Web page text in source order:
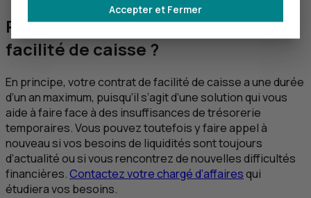
Peut-on renouveler son contrat de
facilité de caisse ?
En principe, votre contrat de facilité de caisse a une durée
d’un an maximum, puisqu’il s’agit d’une solution qui vous
aide à faire face à des insuffisances de trésorerie
temporaires. Vous pouvez toutefois y faire appel à
nouveau si vos besoins de liquidités sont toujours
d’actualité ou si vous rencontrez de nouvelles difficultés
financières.Contactez votre chargé d’affairesqui
étudiera vos besoins.
Accepter et Fermer